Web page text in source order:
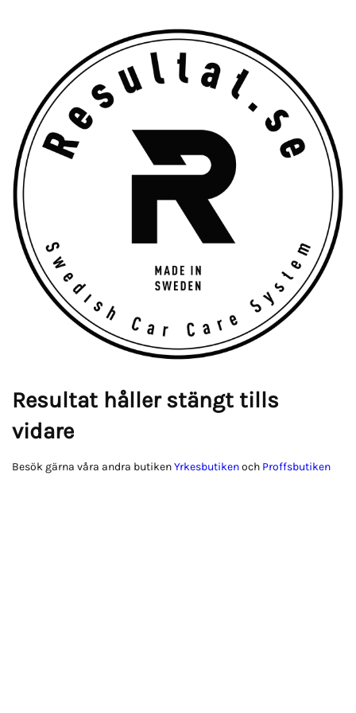
Resultat håller stängt tills
vidare
Besök gärna våra andra butikenYrkesbutikenoch Proffsbutiken